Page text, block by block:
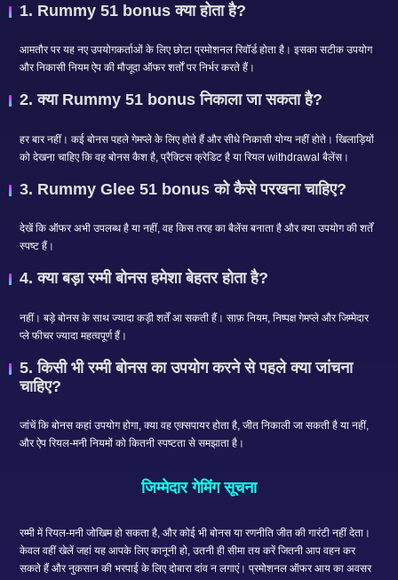
1. Rummy 51 bonus क्या होता है?
आमतौर पर यह नए उपयोगकर्ताओं के लिए छोटा प्रमोशनल रिवॉर्ड होता है। इसका सटीक उपयोग
और निकासी नियम ऐप की मौजूदा ऑफर शर्तों पर निर्भर करते हैं।
2. क्या Rummy 51 bonus निकाला जा सकता है?
हर बार नहीं। कई बोनस पहले गेमप्ले के लिए होते हैं और सीधे निकासी योग्य नहीं होते। खिलाड़ियों
को देखना चाहिए कि वह बोनस कैश है, प्रैक्टिस क्रेडिट है या रियल withdrawal बैलेंस।
3. Rummy Glee 51 bonus को कैसे परखना चाहिए?
देखें कि ऑफर अभी उपलब्ध है या नहीं, वह किस तरह का बैलेंस बनाता है और क्या उपयोग की शर्तें
स्पष्ट हैं।
4. क्या बड़ा रम्मी बोनस हमेशा बेहतर होता है?
नहीं। बड़े बोनस के साथ ज्यादा कड़ी शर्तें आ सकती हैं। साफ़ नियम, निष्पक्ष गेमप्ले और जिम्मेदार
प्ले फीचर ज्यादा महत्वपूर्ण हैं।
5. किसी भी रम्मी बोनस का उपयोग करने से पहले क्या जांचना
चाहिए?
जांचें कि बोनस कहां उपयोग होगा, क्या वह एक्सपायर होता है, जीत निकाली जा सकती है या नहीं,
और ऐप रियल-मनी नियमों को कितनी स्पष्टता से समझाता है।
जिम्मेदार गेमिंग सूचना
रम्मी में रियल-मनी जोखिम हो सकता है, और कोई भी बोनस या रणनीति जीत की गारंटी नहीं देता।
केवल वहीं खेलें जहां यह आपके लिए कानूनी हो, उतनी ही सीमा तय करें जितनी आप वहन कर
सकते हैं और नुकसान की भरपाई के लिए दोबारा दांव न लगाएं। प्रमोशनल ऑफर आय का अवसर